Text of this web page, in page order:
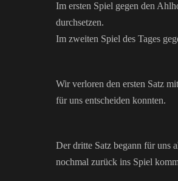
Im ersten Spiel gegen den
durchsetzen.
Im zweiten Spiel des Tages
Wir verloren den ersten Satz
für uns entscheiden konnten.
Der dritte Satz begann für uns
nochmal zurück ins Spiel